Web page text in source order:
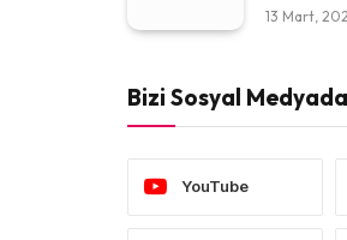
13 Mart,
Bizi Sosyal
YouTube